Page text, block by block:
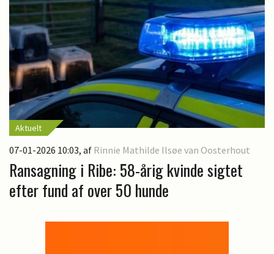
Aktuelt
07-01-2026 10:03, af Rinnie Mathilde Ilsøe van Oosterhout
Ransagning i Ribe: 58-årig kvinde sigtet
efter fund af over 50 hunde